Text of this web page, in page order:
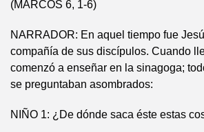
(MARCOS 6, 1-6)
NARRADOR: En aquel tiempo fue
compañía de sus discípulos. Cuando
comenzó a enseñar en la sinagoga;
se preguntaban asombrados:
NIÑO 1: ¿De dónde saca éste estas